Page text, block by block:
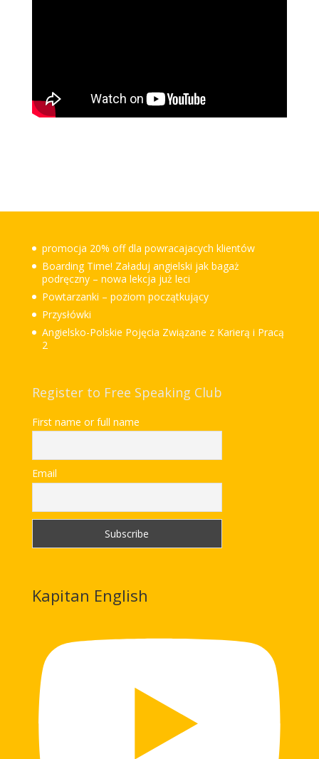
promocja 20% off dla powracajacych klientów
Boarding Time! Załaduj angielski jak bagaż
podręczny – nowa lekcja już leci
Powtarzanki – poziom początkujący
Przysłówki
Angielsko-Polskie Pojęcia Związane z Karierą i Pracą
2
Register to Free Speaking Club
First name or full name
Email
Kapitan English